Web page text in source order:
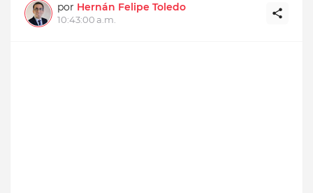
por Hernán Felipe Toledo
10:43:00 a.m.